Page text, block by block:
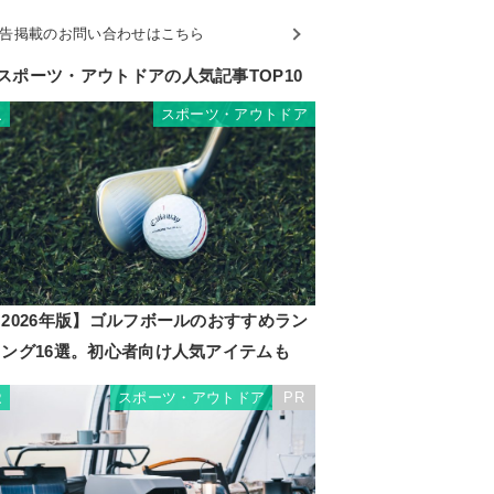
掲載のお問い合わせはこちら
ポーツ・アウトドアの人気記事TOP10
スポーツ・アウトドア
年版】ゴルフボールのおすすめラン
グ16選。初心者向け人気アイテムも
スポーツ・アウトドア PR